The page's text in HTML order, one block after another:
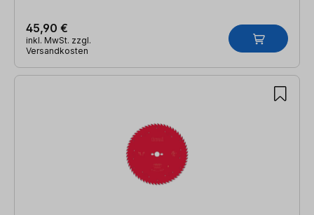
45,90 €
inkl. MwSt. zzgl.
Versandkosten